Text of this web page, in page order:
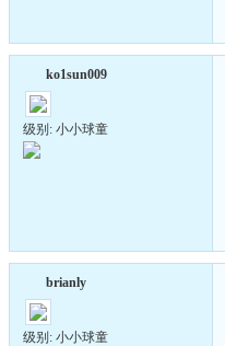
ko1sun009
级别: 小小球童
brianly
级别: 小小球童